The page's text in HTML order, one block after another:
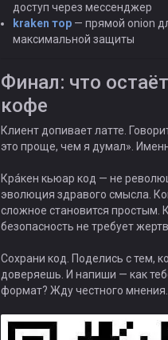
доступ через мессенджер
kraken тор — прямой onion
максимальной защиты
Финал: что
кофе
Клиент допивает латте.
это проще, чем я думал».
Крáкен кьюар код — не
эволюция здравого смысла.
сложное становится простым.
безопасность не требует жертв.
Сохрани код. Поделись с тем,
доверяешь. И напиши — как
формат? Жду честного мнения.